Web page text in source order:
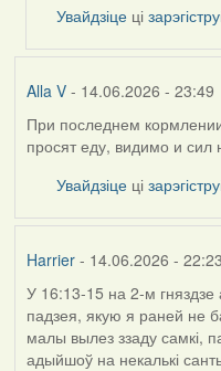
Harrier
Увайдзіце ці
Alla V- 14.06.2026 - 23:49
При последнем
просят еду, видимо и
Увайдзіце ці
Harrier- 14.06.2026 - 22:23
У 16:13-15 на 2-м гняздзе
падзея, якую я раней не
малы вылез ззаду самкі,
адыйшоў на некалькі